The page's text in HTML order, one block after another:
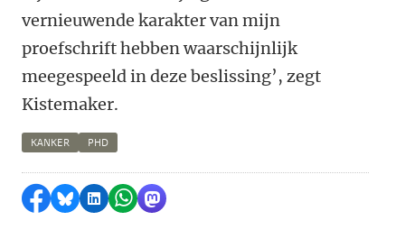
vernieuwende karakter van mijn
proefschrift hebben waarschijnlijk
meegespeeld in deze beslissing’, zegt
Kistemaker.
KANKER PHD
Delen op Facebook
Delen via Bluesky
Delen op LinkedIn
Delen via WhatsApp
Delen via Mastodon